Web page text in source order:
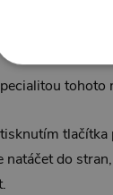
tohoto
tlačítka
natáčet do